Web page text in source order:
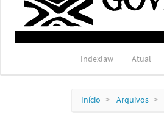
Lateral
Indexlaw Atual
Início Arquivos